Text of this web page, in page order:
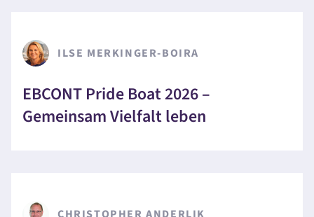
ILSE MERKINGER-BOIRA
EBCONT Pride Boat 2026 –
Gemeinsam Vielfalt leben